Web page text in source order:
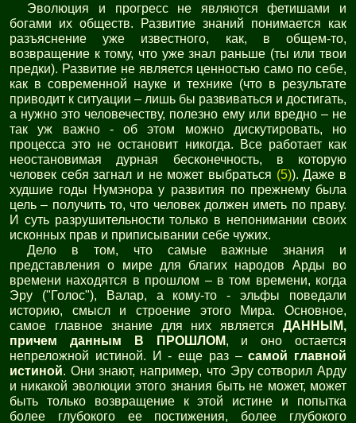
Эволюция и прогресс не являются фетишами и
богами их обществ. Развитие знаний понимается как
разъяснение уже известного, как, в общем-то,
возвращение к тому, что уже знал раньше (ты или твои
предки). Развитие не является ценностью само по себе,
как в современной науке и технике (что в результате
приводит к ситуации – лишь бы развиваться и достигать,
а нужно это человечеству, полезно ему или вредно – не
так уж важно - об этом можно дискутировать, но
процесса это не остановит никогда. Все работает как
неостановимая дурная бесконечность, в которую
человек себя загнал и не может выбраться (5)). Даже в
худшие годы Нумэнора у развития по прежнему была
цель – получить то, что человек должен иметь по праву.
И суть разрушительности только в непонимании своих
исконных прав и приписывании себе чужих.
Дело в том, что самые важные знания и
представления о мире для благих народов Арды во
времени находятся в прошлом – в том времени, когда
Эру ("Голос"), Валар, а кому-то - эльфы поведали
историю, смысл и строение этого Мира. Основное,
самое главное знание для них является ДАННЫМ,
причем данным В ПРОШЛОМ, и оно остается
непреложной истиной. И - еще раз –самой главной
истиной. Они знают, например, что Эру сотворил Арду
и никакой эволюции этого знания быть не может, может
быть только возвращение к этой истине и попытка
более глубокого ее постижения, более глубокого